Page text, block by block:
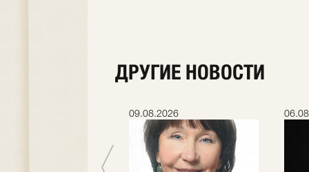
ДРУГИЕ НОВОСТИ
09.08.2026